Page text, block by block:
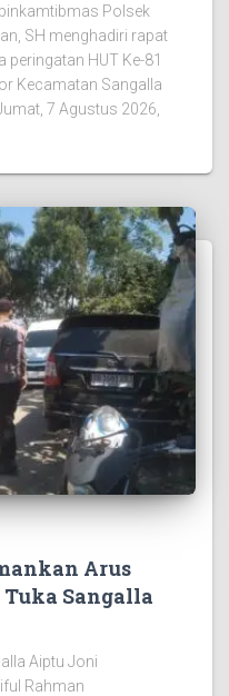
Polsek
SH menghadiri rapat
HUT Ke-81
Kecamatan Sangalla
7 Agustus 2026,
Arus
Sangalla
Aiptu Joni
Rahman